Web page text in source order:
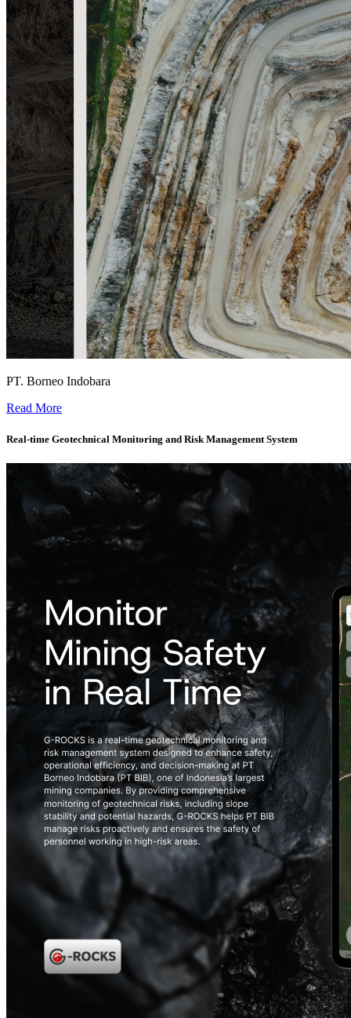
PT. Borneo Indobara
Single Source of Truth Dashboard for Enterprise Geospatial Data -
Read More
Real-time Geotechnical Monitoring and Risk Management System